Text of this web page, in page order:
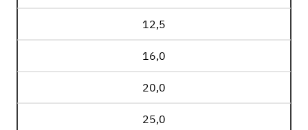
12,5
16,0
20,0
25,0